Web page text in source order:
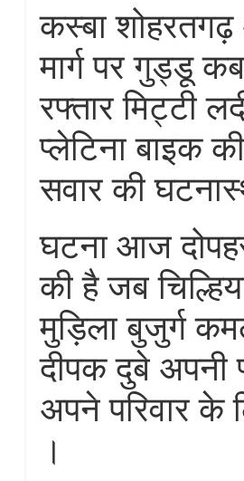
कस्बा
मार्ग पर गुड्डू
रफ्तार मिट्टी
प्लेटिना बाइक
सवार की
घटना आज
की है जब
मुड़िला बुजुर्ग
दीपक दुबे अपनी
अपने परिवार के
।